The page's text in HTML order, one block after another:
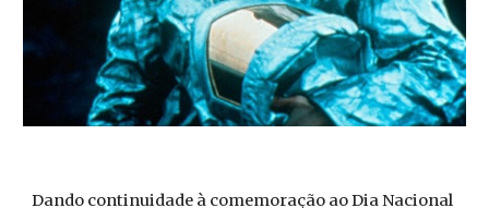
Dando continuidade à comemoração ao Dia Nacional